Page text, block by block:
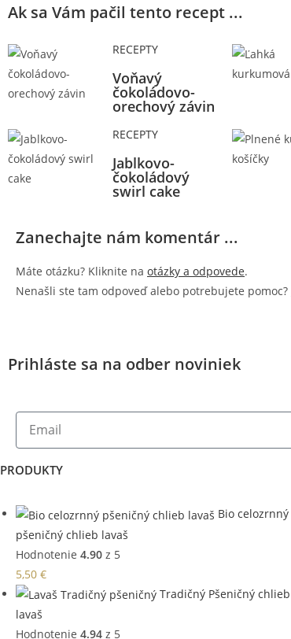
Ak sa Vám pačil tento recept ...
RECEPTY
Voňavý
čokoládovo-
orechový závin
RECEPTY
Jablkovo-
čokoládový
swirl cake
Zanechajte nám komentár ...
Máte otázku? Kliknite na otázky a odpovede.
Nenašli ste tam odpoveď alebo potrebujete pomoc?
Prihláste sa na odber noviniek
PRODUKTY
Bio celozrnný
pšeničný chlieb lavaš
Hodnotenie 4.90 z 5
5,50 €
Tradičný Pšeničný chlieb
lavaš
Hodnotenie 4.94 z 5